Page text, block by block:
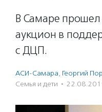
В Самаре прошел
аукцион в
с ДЦП.
АСИ-Самара, Георгий
Семья и дети ·